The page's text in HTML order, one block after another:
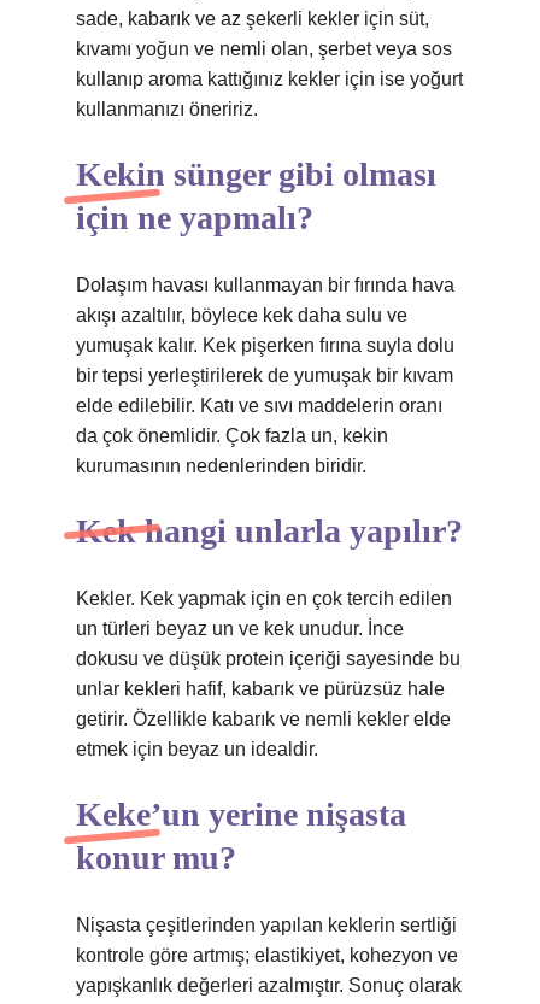
sade, kabarık ve az şekerli kekler için süt,
kıvamı yoğun ve nemli olan, şerbet veya sos
kullanıp aroma kattığınız kekler için ise yoğurt
kullanmanızı öneririz.
Kekin sünger gibi olması
için ne yapmalı?
Dolaşım havası kullanmayan bir fırında hava
akışı azaltılır, böylece kek daha sulu ve
yumuşak kalır. Kek pişerken fırına suyla dolu
bir tepsi yerleştirilerek de yumuşak bir kıvam
elde edilebilir. Katı ve sıvı maddelerin oranı
da çok önemlidir. Çok fazla un, kekin
kurumasının nedenlerinden biridir.
Kek hangi unlarla yapılır?
Kekler. Kek yapmak için en çok tercih edilen
un türleri beyaz un ve kek unudur. İnce
dokusu ve düşük protein içeriği sayesinde bu
unlar kekleri hafif, kabarık ve pürüzsüz hale
getirir. Özellikle kabarık ve nemli kekler elde
etmek için beyaz un idealdir.
Keke’un yerine nişasta
konur mu?
Nişasta çeşitlerinden yapılan keklerin sertliği
kontrole göre artmış; elastikiyet, kohezyon ve
yapışkanlık değerleri azalmıştır. Sonuç olarak